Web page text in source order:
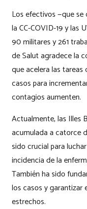
Los efectivos —que
la CC-COVID-19 y las
90 militares y 261
de Salut agradece la
que acelera las
casos para
contagios aumenten.
Actualmente, las Illes
acumulada a catorce
sido crucial para
incidencia de la
También ha sido
los casos y
estrechos.